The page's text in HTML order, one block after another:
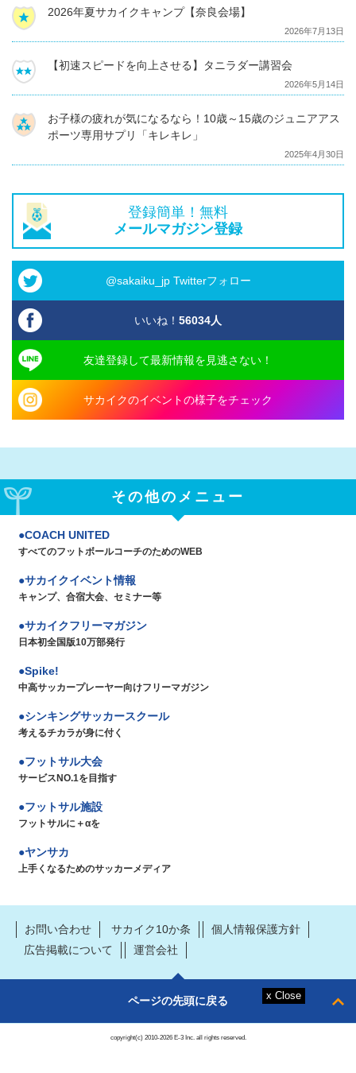
2026年夏サカイクキャンプ【奈良会場】
2026年7月13日
【初速スピードを向上させる】タニラダー講習会
2026年5月14日
お子様の疲れが気になるなら！10歳～15歳のジュニアアス
ポーツ専用サプリ「キレキレ」
2025年4月30日
登録簡単！無料
メールマガジン登録
@sakaiku_jp Twitterフォロー
いいね！ 56034人
友達登録して最新情報を見逃さない！
サカイクのイベントの様子をチェック
その他のメニュー
COACH UNITED
すべてのフットボールコーチのためのWEB
サカイクイベント情報
キャンプ、合宿大会、セミナー等
サカイクフリーマガジン
日本初全国版10万部発行
Spike!
中高サッカープレーヤー向けフリーマガジン
シンキングサッカースクール
考えるチカラが身に付く
フットサル大会
サービスNO.1を目指す
フットサル施設
フットサルに＋αを
ヤンサカ
上手くなるためのサッカーメディア
お問い合わせ サカイク10か条
個人情報保護方針
広告掲載について
運営会社
ページの先頭に戻る
copyright(c) 2010-2026 E-3 Inc. all rights reserved.